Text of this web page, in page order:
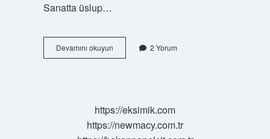
Sanatta üslup…
Devamını okuyunÜslup
Diğer
2 Yorum
https://eksimik.com
https://newmacy.com.tr